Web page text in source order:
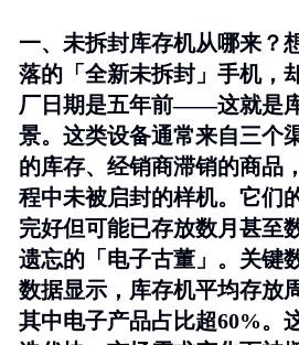
一、未拆封库存机从哪来？
落的「全新未拆封」手机，
厂日期是五年前——这就是
景。这类设备通常来自三个
的库存、经销商滞销的商品
程中未被启封的样机。它们
完好但可能已存放数月甚至
遗忘的「电子古董」。 关键
数据显示，库存机平均存放
其中电子产品占比超60%。